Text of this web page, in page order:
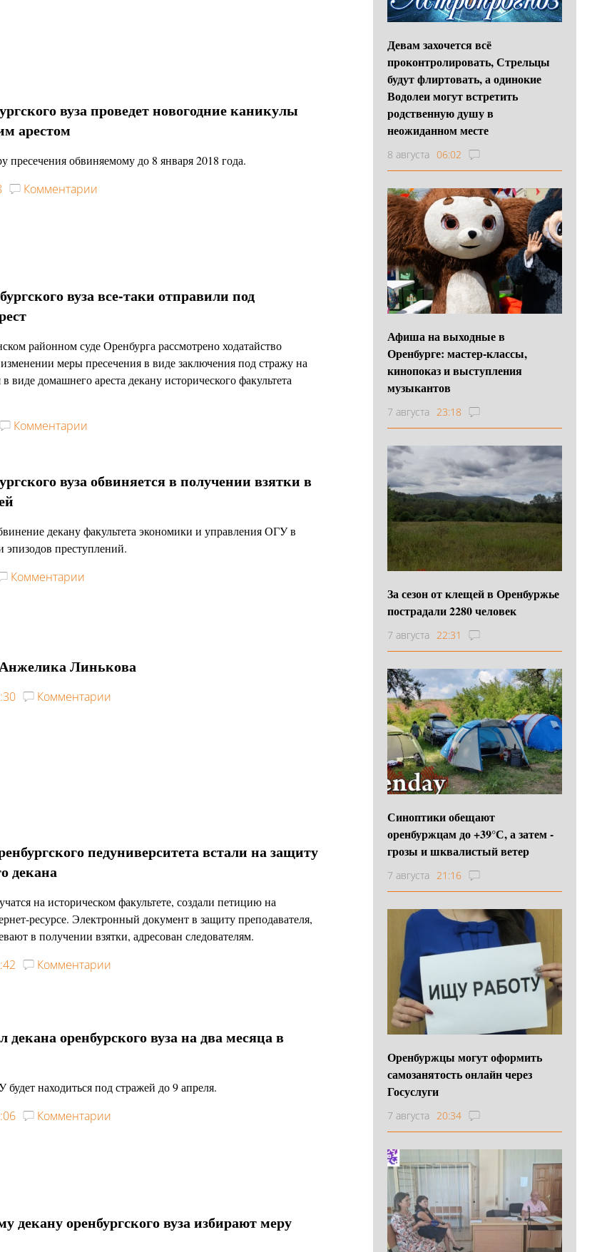
вуза проведет новогодние каникулы
арестом
пресечения обвиняемому до 8 января 2018 года.
Комментарии
вуза все-таки отправили под
районном суде Оренбурга рассмотрено ходатайство
изменении меры пресечения в виде заключения под стражу на
виде домашнего ареста декану исторического факультета
Комментарии
вуза обвиняется в получении взятки в
декану факультета экономики и управления ОГУ в
эпизодов преступлений.
Комментарии
Линькова
Комментарии
педуниверситета встали на защиту
декана
на историческом факультете, создали петицию на
ресурсе. Электронный документ в защиту преподавателя,
в получении взятки, адресован следователям.
Комментарии
декана оренбурского вуза на два месяца в
находиться под стражей до 9 апреля.
Комментарии
декану оренбургского вуза избирают меру
Девам захочется всё
проконтролировать, Стрельцы
будут флиртовать, а одинокие
Водолеи могут встретить
родственную душу в
неожиданном месте
8 августа 06:02
Афиша на выходные в
Оренбурге: мастер-классы,
кинопоказ и выступления
музыкантов
7 августа 23:18
За сезон от клещей в Оренбуржье
пострадали 2280 человек
7 августа 22:31
Синоптики обещают
оренбуржцам до +39°С, а затем -
грозы и шквалистый ветер
7 августа 21:16
Оренбуржцы могут оформить
самозанятость онлайн через
Госуслуги
7 августа 20:34